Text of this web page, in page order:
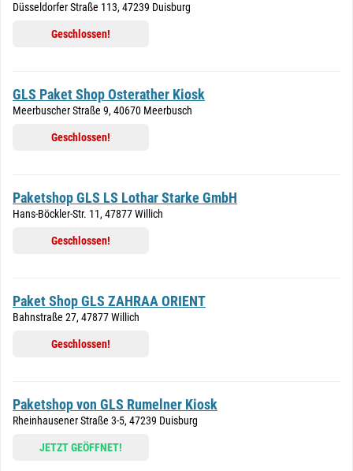
Düsseldorfer Straße 113, 47239 Duisburg
Geschlossen!
GLS Paket Shop Osterather Kiosk
Meerbuscher Straße 9, 40670 Meerbusch
Geschlossen!
Paketshop GLS LS Lothar Starke GmbH
Hans-Böckler-Str. 11, 47877 Willich
Geschlossen!
Paket Shop GLS ZAHRAA ORIENT
Bahnstraße 27, 47877 Willich
Geschlossen!
Paketshop von GLS Rumelner Kiosk
Rheinhausener Straße 3-5, 47239 Duisburg
JETZT GEÖFFNET!